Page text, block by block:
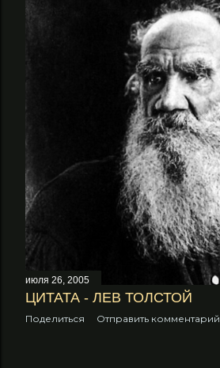
июля 26, 2005
ЦИТАТА - ЛЕВ ТОЛСТОЙ
Поделиться Отправить комментарий